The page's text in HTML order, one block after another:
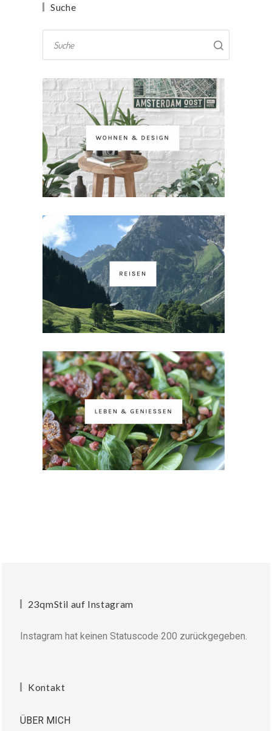
Suche
23qmStil auf Instagram
Instagram hat keinen Statuscode 200 zurückgegeben.
Kontakt
ÜBER MICH